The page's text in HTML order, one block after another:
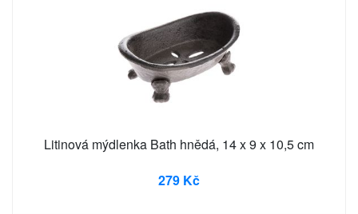
Litinová mýdlenka Bath hnědá, 14 x 9 x 10,5 cm
279 Kč